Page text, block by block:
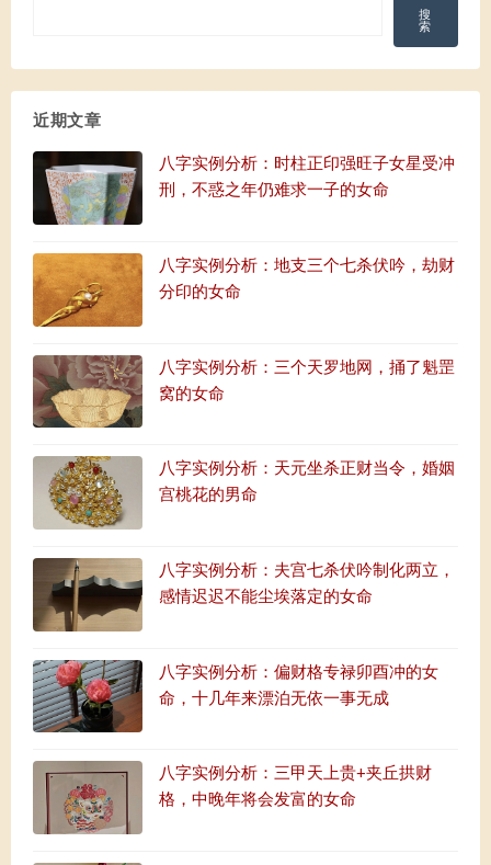
搜
索
近期文章
八字实例分析：时柱正印强旺子女星受冲
刑，不惑之年仍难求一子的女命
八字实例分析：地支三个七杀伏吟，劫财
分印的女命
八字实例分析：三个天罗地网，捅了魁罡
窝的女命
八字实例分析：天元坐杀正财当令，婚姻
宫桃花的男命
八字实例分析：夫宫七杀伏吟制化两立，
感情迟迟不能尘埃落定的女命
八字实例分析：偏财格专禄卯酉冲的女
命，十几年来漂泊无依一事无成
八字实例分析：三甲天上贵+夹丘拱财
格，中晚年将会发富的女命